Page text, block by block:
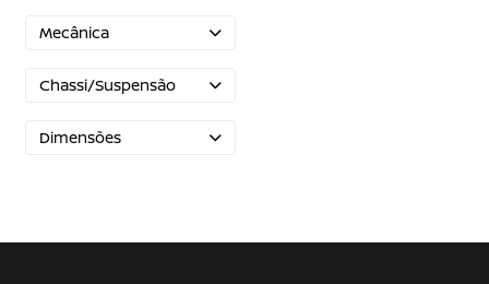
Mecânica
Chassi/Suspensão
Dimensões